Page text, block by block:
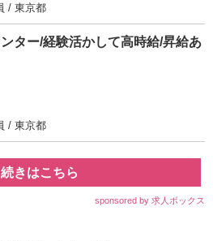
/ 東京都
ター/経験活かして高時給/昇給あ
/ 東京都
続きはこちら
sponsored by 求人ボックス